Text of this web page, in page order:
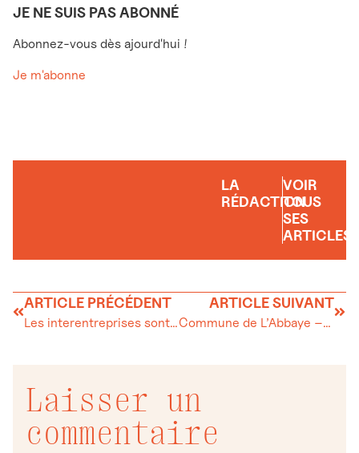
JE NE SUIS PAS ABONNÉ
Abonnez-vous dès ajourd'hui !
Je m'abonne
LA
RÉDACTION
VOIR
TOUS
SES
ARTICLES
ARTICLE PRÉCÉDENT
Les interentreprises sont de retour !
ARTICLE SUIVANT
Commune de L’Abbaye – Avis d’enquête
Laisser un
commentaire